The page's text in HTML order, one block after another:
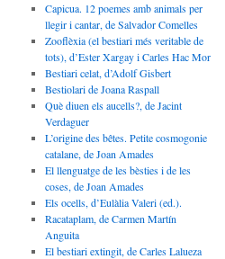
Capicua. 12 poemes amb animals per
llegir i cantar, de Salvador Comelles
Zooflèxia (el bestiari més veritable de
tots), d’Ester Xargay i Carles Hac Mor
Bestiari celat, d’Adolf Gisbert
Bestiolari de Joana Raspall
Què diuen els aucells?, de Jacint
Verdaguer
L’origine des bêtes. Petite cosmogonie
catalane, de Joan Amades
El llenguatge de les bèsties i de les
coses, de Joan Amades
Els ocells, d’Eulàlia Valeri (ed.).
Racataplam, de Carmen Martín
Anguita
El bestiari extingit, de Carles Lalueza